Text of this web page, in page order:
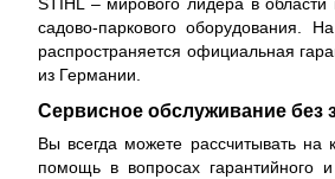
садово-паркового оборудования.
распространяется официальная
из Германии.
Сервисное обслуживание без
Вы всегда можете рассчитывать на
помощь в вопросах гарантийного и